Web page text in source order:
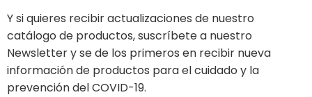
Y si quieres recibir actualizaciones de nuestro
catálogo de productos, suscríbete a nuestro
Newsletter y se de los primeros en recibir nueva
información de productos para el cuidado y la
prevención del COVID-19.